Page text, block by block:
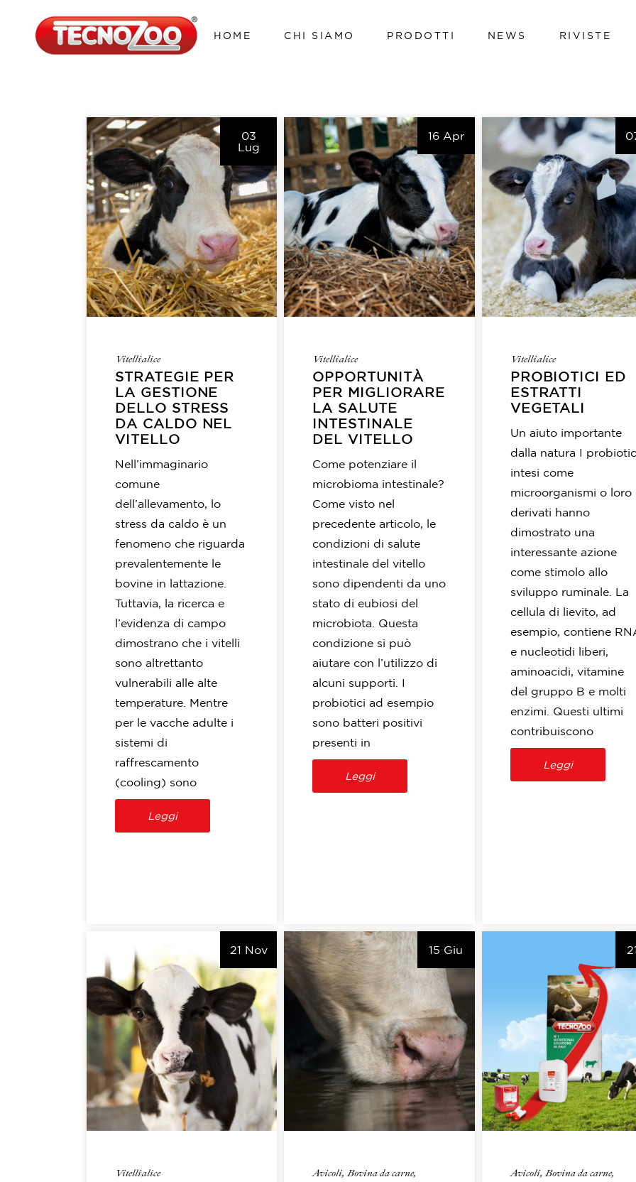
HOME CHI SIAMO PRODOTTI
Vitelli
Bovini da carne
Avicoli
Suini
Ovini e caprini
Hi-tech line
Cavalli
NEWS RIVISTE
Vacche da latte
Avicoli
Suini
Ovini e caprini
Hi-tech line
Cavalli
Pet
Vitellialice
STRATEGIE PER
LA GESTIONE
DELLO STRESS
DA CALDO NEL
VITELLO
Nell’immaginario
comune
dell’allevamento, lo
stress da caldo è un
fenomeno che riguarda
prevalentemente le
bovine in lattazione.
Tuttavia, la ricerca e
l’evidenza di campo
dimostrano che i vitelli
sono altrettanto
vulnerabili alle alte
temperature. Mentre
per le vacche adulte i
sistemi di
raffrescamento
(cooling) sono
Leggi
03
Lug
Vitellialice
OPPORTUNITÀ
PER MIGLIORARE
LA SALUTE
INTESTINALE
DEL VITELLO
Come potenziare il
microbioma intestinale?
Come visto nel
precedente articolo, le
condizioni di salute
intestinale del vitello
sono dipendenti da uno
stato di eubiosi del
microbiota. Questa
condizione si può
aiutare con l’utilizzo di
alcuni supporti. I
probiotici ad esempio
sono batteri positivi
presenti in
Leggi
16 Apr
Vitellialice
PROBIOTICI ED
ESTRATTI
VEGETALI
Un aiuto importante
dalla natura I
intesi come
microorganismi o loro
derivati hanno
dimostrato una
interessante azione
come stimolo allo
sviluppo ruminale. La
cellula di lievito, ad
esempio, contiene
e nucleotidi liberi,
aminoacidi, vitamine
del gruppo B e molti
enzimi. Questi ultimi
contribuiscono
Leggi
Vitellialice
21 Nov
Avicoli,Bovina da carne,
15 Giu
Avicoli,Bovina da carne,